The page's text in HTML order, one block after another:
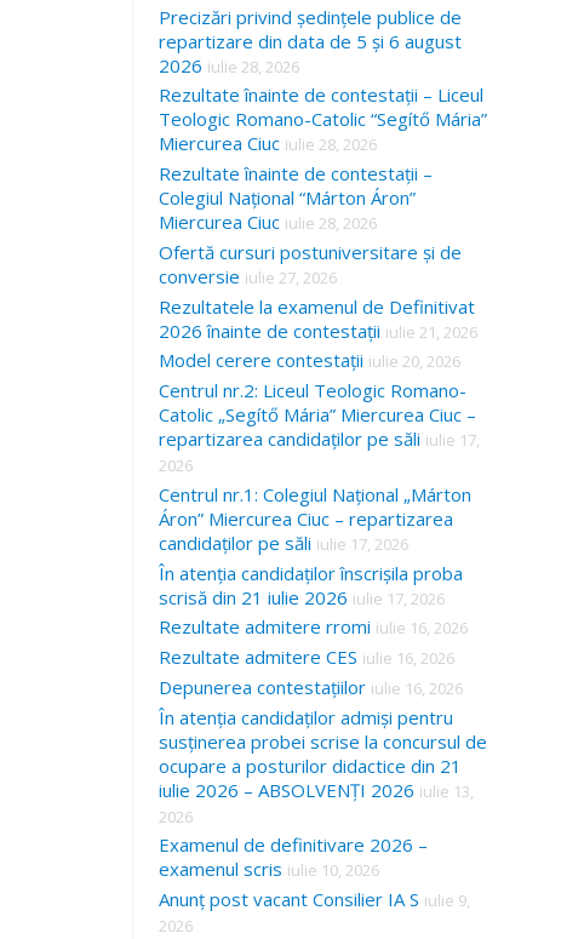
Precizări privind ședințele publice de
repartizare din data de 5 și 6 august
2026 iulie 28, 2026
Rezultate înainte de contestații – Liceul
Teologic Romano-Catolic “Segítő Mária”
Miercurea Ciuc iulie 28, 2026
Rezultate înainte de contestații –
Colegiul Național “Márton Áron”
Miercurea Ciuc iulie 28, 2026
Ofertă cursuri postuniversitare și de
conversie iulie 27, 2026
Rezultatele la examenul de Definitivat
2026 înainte de contestații iulie 21, 2026
Model cerere contestații iulie 20, 2026
Centrul nr.2: Liceul Teologic Romano-
Catolic „Segítő Mária” Miercurea Ciuc –
repartizarea candidaților pe săli iulie 17,
2026
Centrul nr.1: Colegiul Național „Márton
Áron” Miercurea Ciuc – repartizarea
candidaților pe săli iulie 17, 2026
În atenția candidaților înscrișila proba
scrisă din 21 iulie 2026 iulie 17, 2026
Rezultate admitere rromi iulie 16, 2026
Rezultate admitere CES iulie 16, 2026
Depunerea contestațiilor iulie 16, 2026
În atenția candidaților admiși pentru
susținerea probei scrise la concursul de
ocupare a posturilor didactice din 21
iulie 2026 – ABSOLVENȚI 2026 iulie 13,
2026
Examenul de definitivare 2026 –
examenul scris iulie 10, 2026
Anunț post vacant Consilier IA S iulie 9,
2026